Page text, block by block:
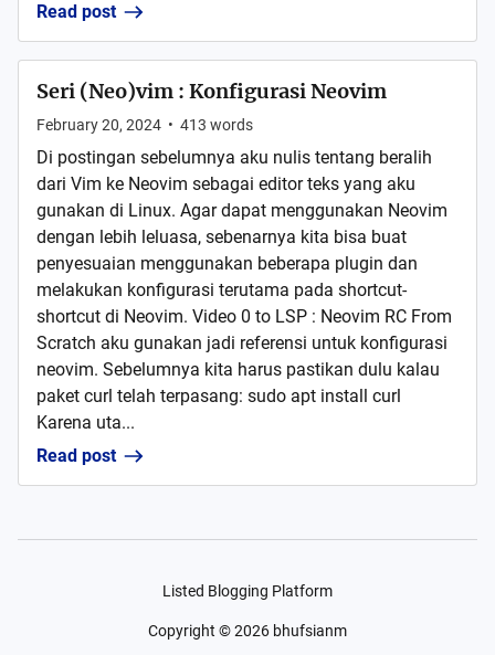
Read post
Seri (Neo)vim : Konfigurasi Neovim
February 20, 2024 • 413 words
Di postingan sebelumnya aku nulis tentang beralih
dari Vim ke Neovim sebagai editor teks yang aku
gunakan di Linux. Agar dapat menggunakan Neovim
dengan lebih leluasa, sebenarnya kita bisa buat
penyesuaian menggunakan beberapa plugin dan
melakukan konfigurasi terutama pada shortcut-
shortcut di Neovim. Video 0 to LSP : Neovim RC From
Scratch aku gunakan jadi referensi untuk konfigurasi
neovim. Sebelumnya kita harus pastikan dulu kalau
paket curl telah terpasang: sudo apt install curl
Karena uta...
Read post
Listed Blogging Platform
Copyright ©2026 bhufsianm